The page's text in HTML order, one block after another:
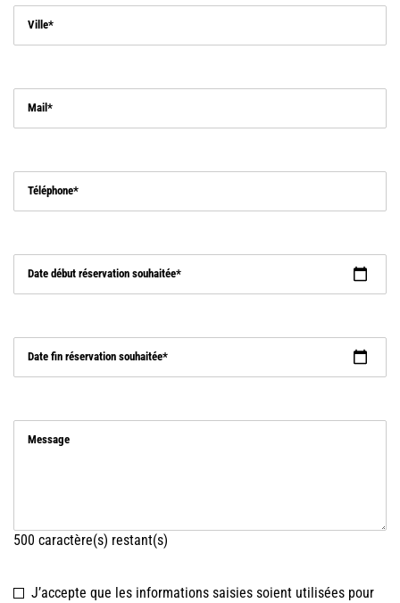
Ville
Mail
Téléphone
Date début réservation souhaitée
Date fin réservation souhaitée
Message
500 caractère(s) restant(s)
J’accepte que les informations saisies soient utilisées pour